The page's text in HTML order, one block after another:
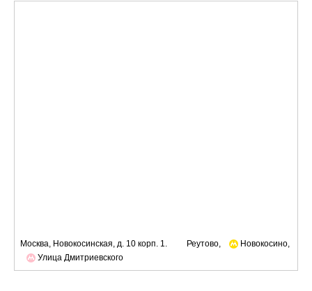
Москва, Новокосинская, д. 10 корп. 1. Реутово,
Новокосино,
Улица Дмитриевского